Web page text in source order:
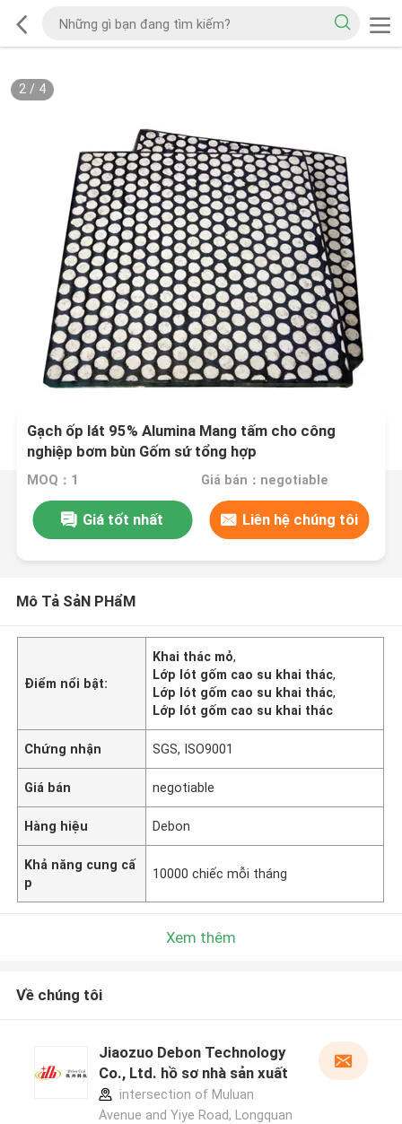
2/ 4
Gạch ốp lát 95% Alumina Mang tấm cho công
nghiệp bơm bùn Gốm sứ tổng hợp
MOQ：1 Giá bán：negotiable
Giá tốt nhất Liên hệ chúng tôi
Mô Tả SảN PHẩM
Điểm nổi bật:
Khai thác mỏ,
Lớp lót gốm cao su khai thác,
Lớp lót gốm cao su khai thác,
Lớp lót gốm cao su khai thác
Chứng nhận SGS, ISO9001
Giá bán negotiable
Hàng hiệu Debon
Khả năng cung cấ
p
10000 chiếc mỗi tháng
Xem thêm
Về chúng tôi
Jiaozuo Debon Technology
Co., Ltd. hồ sơ nhà sản xuất
intersection of Muluan
Avenue and Yiye Road, Longquan